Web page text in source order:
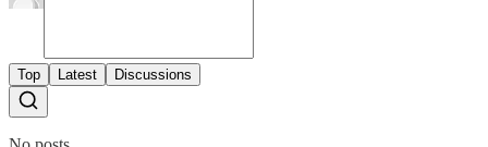
Top Latest Discussions